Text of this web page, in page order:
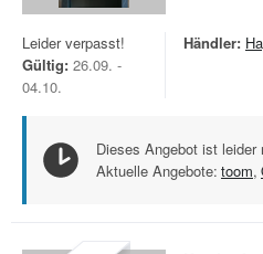
Leider verpasst!
Gültig: 26.09. -
04.10.
Händler:
Dieses Angebot ist leider
Aktuelle Angebote: toom,